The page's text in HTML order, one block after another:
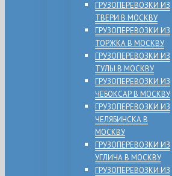
ГРУЗОПЕРЕВОЗКИ ИЗ
ТВЕРИ В МОСКВУ
ГРУЗОПЕРЕВОЗКИ ИЗ
ТОРЖКА В МОСКВУ
ГРУЗОПЕРЕВОЗКИ ИЗ
ТУЛЫ В МОСКВУ
ГРУЗОПЕРЕВОЗКИ ИЗ
ЧЕБОКСАР В МОСКВУ
ГРУЗОПЕРЕВОЗКИ ИЗ
ЧЕЛЯБИНСКА В
МОСКВУ
ГРУЗОПЕРЕВОЗКИ ИЗ
УГЛИЧА В МОСКВУ
ГРУЗОПЕРЕВОЗКИ ИЗ